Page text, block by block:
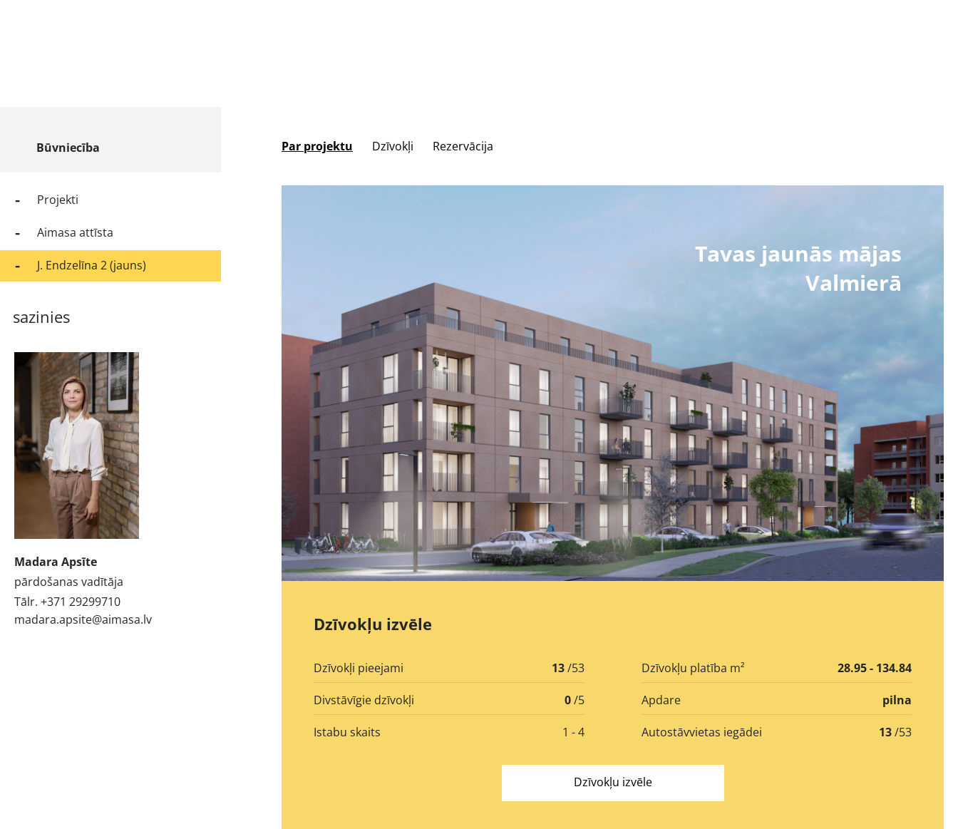
Par projektu Dzīvokļi Rezervācija
Būvniecība
Projekti
Aimasa attīsta
J. Endzelīna 2 (jauns)
sazinies
Madara Apsīte
pārdošanas vadītāja
Tālr. +371 29299710
madara.apsite@aimasa.lv
Tavas jaunās mājas
Valmierā
Dzīvokļu izvēle
Dzīvokļi pieejami 13/53
Divstāvīgie dzīvokļi 0/5
Istabu skaits 1 - 4
Dzīvokļu platība m² 28.95 - 134.84
Apdare pilna
Autostāvvietas iegādei 13/53
Dzīvokļu izvēle